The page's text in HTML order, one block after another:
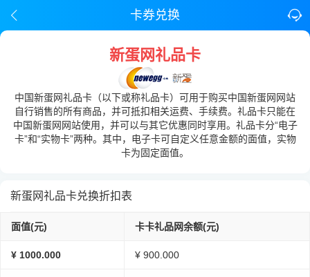
卡券兑换
新蛋网礼品卡
中国新蛋网礼品卡（以下或称礼品卡）可用于购买中国新蛋网网站
自行销售的所有商品，并可抵扣相关运费、手续费。礼品卡只能在
中国新蛋网网站使用，并可以与其它优惠同时享用。礼品卡分“电子
卡”和“实物卡”两种。其中，电子卡可自定义任意金额的面值，实物
卡为固定面值。
新蛋网礼品卡兑换折扣表
面值(元) 卡卡礼品网余额(元)
¥ 1000.000 ¥ 900.000